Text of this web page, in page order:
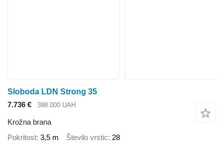
Sloboda LDN Strong 35
7.736 €
398.000 UAH
Krožna brana
Pokritost 3,5 m Število vrstic 28